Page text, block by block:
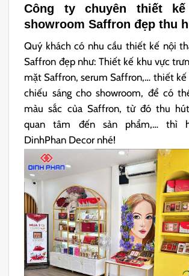
Công ty chuyên thiết
showroom Saffron đẹp thu
Quý khách có nhu cầu thiết kế nội
Saffron đẹp như: Thiết kế khu vực
mặt Saffron, serum Saffron,… thiết kế
chiếu sáng cho showroom, để có
màu sắc của Saffron, từ đó thu
quan tâm đến sản phẩm,… thì
DinhPhan Decor nhé!